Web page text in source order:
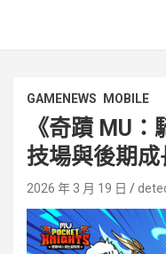
GAMENEWS MOBILE
《奇蹟 MU
技場與後期
2026 年 3 月 19 日